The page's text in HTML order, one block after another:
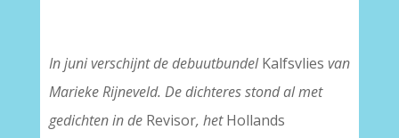
In juni verschijnt de debuutbundelKalfsvlies van
Marieke Rijneveld. De dichteres stond al met
gedichten in de Revisor, hetHollands